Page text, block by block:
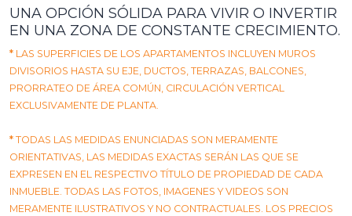
UNA OPCIÓN SÓLIDA PARA VIVIR O INVERTIR
EN UNA ZONA DE CONSTANTE CRECIMIENTO.
* LAS SUPERFICIES DE LOS APARTAMENTOS INCLUYEN MUROS
DIVISORIOS HASTA SU EJE, DUCTOS, TERRAZAS, BALCONES,
PRORRATEO DE ÁREA COMÚN, CIRCULACIÓN VERTICAL
EXCLUSIVAMENTE DE PLANTA.
* TODAS LAS MEDIDAS ENUNCIADAS SON MERAMENTE
ORIENTATIVAS, LAS MEDIDAS EXACTAS SERÁN LAS QUE SE
EXPRESEN EN EL RESPECTIVO TÍTULO DE PROPIEDAD DE CADA
INMUEBLE. TODAS LAS FOTOS, IMAGENES Y VIDEOS SON
MERAMENTE ILUSTRATIVOS Y NO CONTRACTUALES. LOS PRECIOS